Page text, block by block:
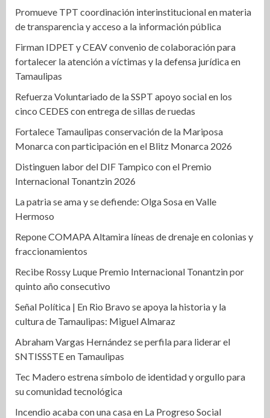
Promueve TPT coordinación interinstitucional en materia
de transparencia y acceso a la información pública
Firman IDPET y CEAV convenio de colaboración para
fortalecer la atención a víctimas y la defensa jurídica en
Tamaulipas
Refuerza Voluntariado de la SSPT apoyo social en los
cinco CEDES con entrega de sillas de ruedas
Fortalece Tamaulipas conservación de la Mariposa
Monarca con participación en el Blitz Monarca 2026
Distinguen labor del DIF Tampico con el Premio
Internacional Tonantzin 2026
La patria se ama y se defiende: Olga Sosa en Valle
Hermoso
Repone COMAPA Altamira líneas de drenaje en colonias y
fraccionamientos
Recibe Rossy Luque Premio Internacional Tonantzin por
quinto año consecutivo
Señal Política | En Rio Bravo se apoya la historia y la
cultura de Tamaulipas: Miguel Almaraz
Abraham Vargas Hernández se perfila para liderar el
SNTISSSTE en Tamaulipas
Tec Madero estrena símbolo de identidad y orgullo para
su comunidad tecnológica
Incendio acaba con una casa en La Progreso Social